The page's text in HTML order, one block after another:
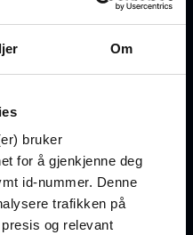
Om
bruker
for å gjenkjenne deg
id-nummer. Denne
trafikken på
og relevant
nettverksløsninger
og innsikt i fiberoptisk
i innboksen.